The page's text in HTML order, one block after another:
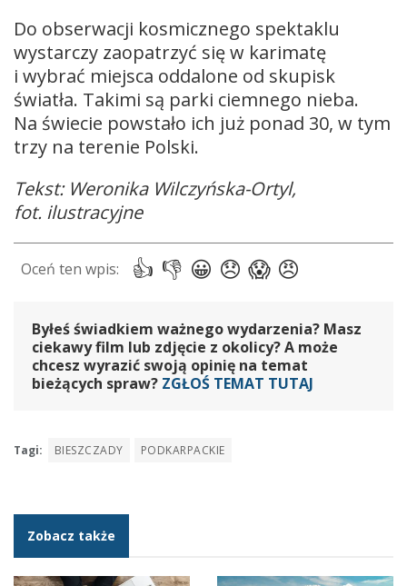
Do obserwacji kosmicznego spektaklu
wystarczy zaopatrzyć się w karimatę
i wybrać miejsca oddalone od skupisk
światła. Takimi są parki ciemnego nieba.
Na świecie powstało ich już ponad 30, w tym
trzy na terenie Polski.
Tekst: Weronika Wilczyńska-Ortyl,
fot. ilustracyjne
Byłeś świadkiem ważnego wydarzenia? Masz
ciekawy film lub zdjęcie z okolicy? A może
chcesz wyrazić swoją opinię na temat
bieżących spraw? ZGŁOŚ TEMAT TUTAJ
Tagi: BIESZCZADY PODKARPACKIE
Zobacz także